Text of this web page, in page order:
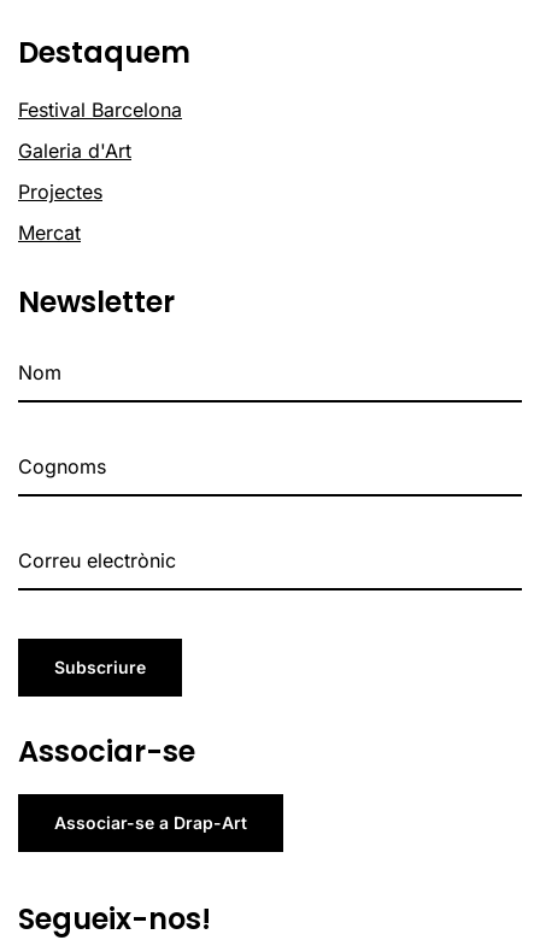
Destaquem
Festival Barcelona
Galeria d'Art
Projectes
Mercat
Newsletter
Subscriure
Associar-se
Associar-se a Drap-Art
Segueix-nos!